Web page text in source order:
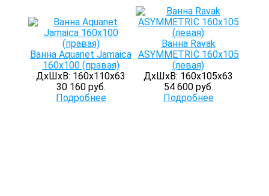
Ванна Aquanet Jamaica
160x100 (правая)
ДхШхВ: 160х110х63
30 160 руб.
Подробнее
Ванна Ravak
ASYMMETRIC 160х105
(левая)
ДхШхВ: 160х105х63
54 600 руб.
Подробнее